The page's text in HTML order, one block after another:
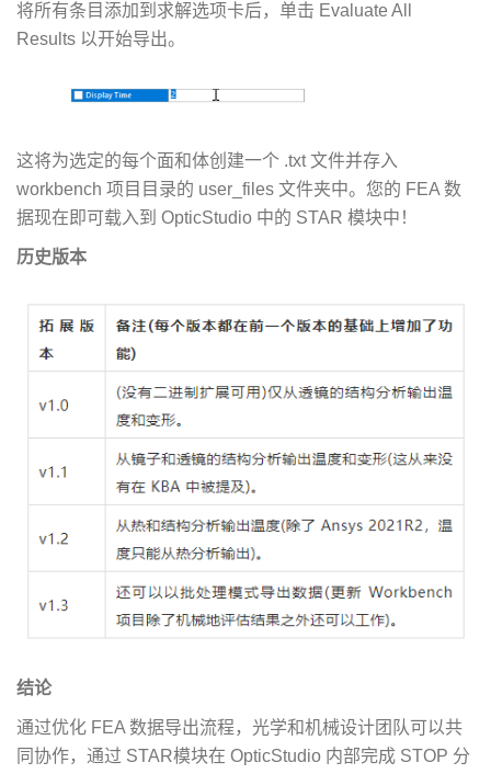
将所有条目添加到求解选项卡后，单击 Evaluate All
Results 以开始导出。
这将为选定的每个面和体创建一个 .txt 文件并存入
workbench 项目目录的 user_files 文件夹中。您的 FEA 数
据现在即可载入到 OpticStudio 中的 STAR 模块中！
历史版本
结论
通过优化 FEA 数据导出流程，光学和机械设计团队可以共
同协作，通过 STAR模块在 OpticStudio 内部完成 STOP 分